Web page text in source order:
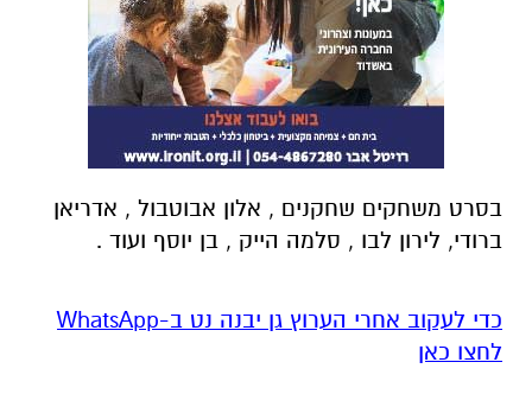
בסרט משחקים שחקנים , אלון אבוטבול , אדריאן
ברודי, לירון לבו , סלמה הייק , בן יוסף ועוד .
‏כדי לעקוב אחרי הערוץ גן יבנה נט ב-WhatsApp
לחצו כאן